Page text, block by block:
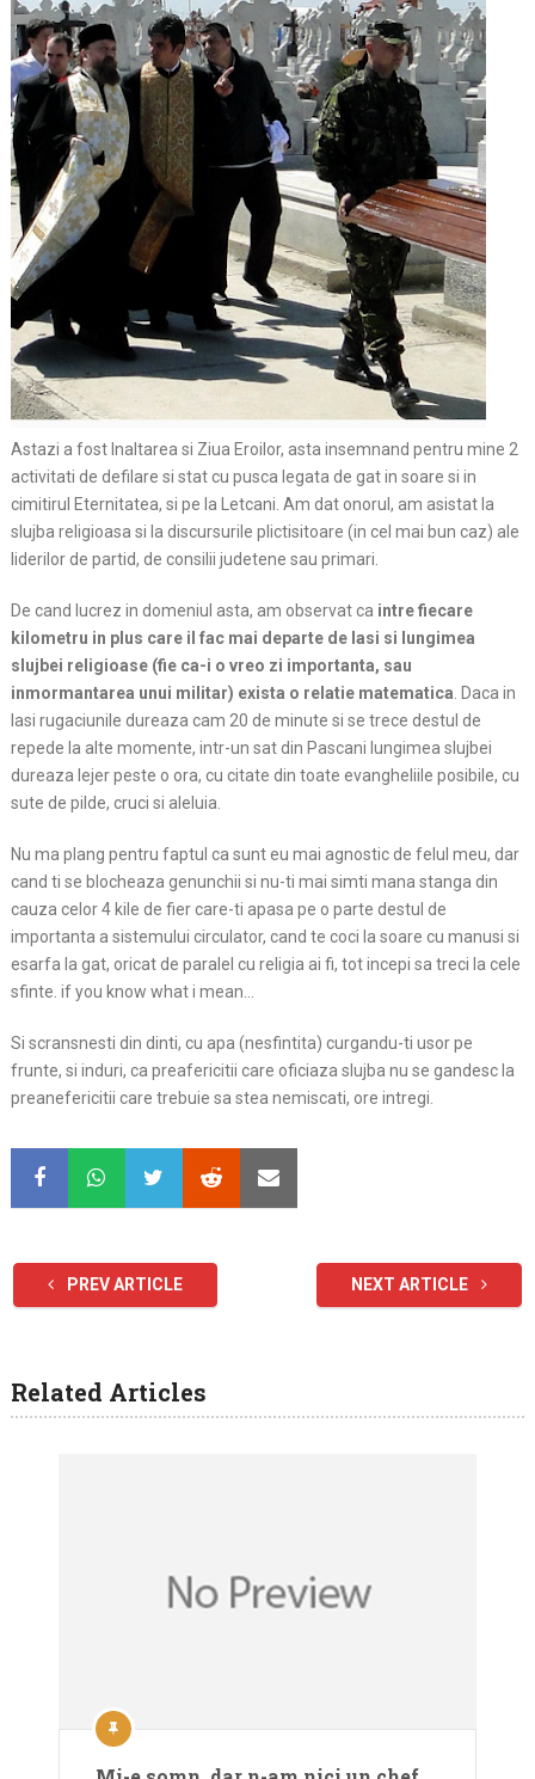
Astazi a fost Inaltarea si Ziua Eroilor, asta insemnand pentru mine 2
activitati de defilare si stat cu pusca legata de gat in soare si in
cimitirul Eternitatea, si pe la Letcani. Am dat onorul, am asistat la
slujba religioasa si la discursurile plictisitoare (in cel mai bun caz) ale
liderilor de partid, de consilii judetene sau primari.
De cand lucrez in domeniul asta, am observat ca intre fiecare
kilometru in plus care il fac mai departe de Iasi si lungimea
slujbei religioase (fie ca-i o vreo zi importanta, sau
inmormantarea unui militar) exista o relatie matematica. Daca in
Iasi rugaciunile dureaza cam 20 de minute si se trece destul de
repede la alte momente, intr-un sat din Pascani lungimea slujbei
dureaza lejer peste o ora, cu citate din toate evangheliile posibile, cu
sute de pilde, cruci si aleluia.
Nu ma plang pentru faptul ca sunt eu mai agnostic de felul meu, dar
cand ti se blocheaza genunchii si nu-ti mai simti mana stanga din
cauza celor 4 kile de fier care-ti apasa pe o parte destul de
importanta a sistemului circulator, cand te coci la soare cu manusi si
esarfa la gat, oricat de paralel cu religia ai fi, tot incepi sa treci la cele
sfinte. if you know what i mean…
Si scransnesti din dinti, cu apa (nesfintita) curgandu-ti usor pe
frunte, si induri, ca preafericitii care oficiaza slujba nu se gandesc la
preanefericitii care trebuie sa stea nemiscati, ore intregi.
PREV ARTICLE NEXT ARTICLE
Related Articles